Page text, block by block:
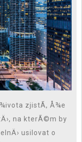
zjistÃ­, Å¾e
na kterÃ©m by
usilovat o